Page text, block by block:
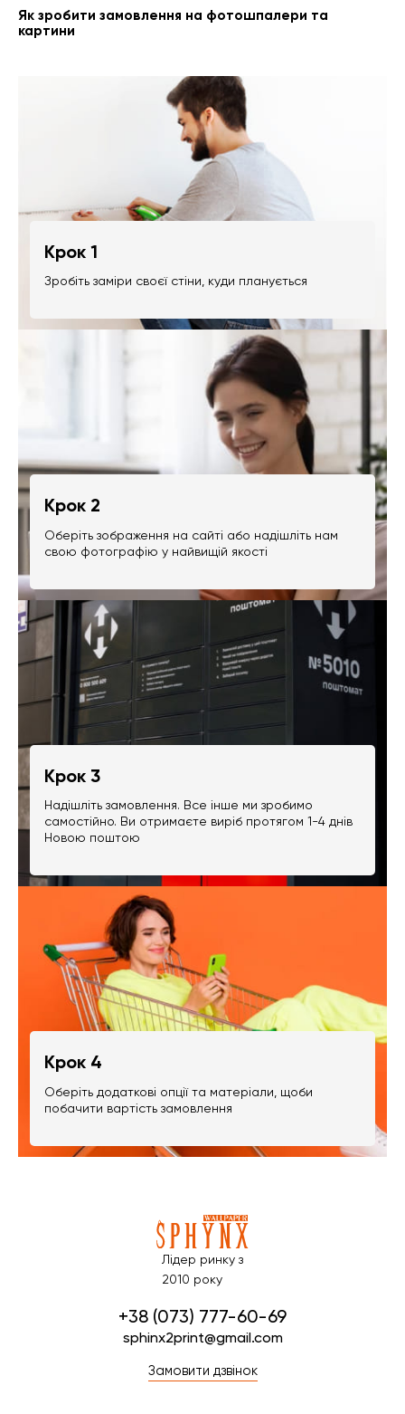
Як зробити замовлення на фотошпалери та
картини
Крок 1
Зробіть заміри своєї стіни, куди планується
Крок 2
Оберіть зображення на сайті або надішліть нам
свою фотографію у найвищій якості
Крок 3
Надішліть замовлення. Все інше ми зробимо
самостійно. Ви отримаєте виріб протягом 1-4 днів
Новою поштою
Крок 4
Оберіть додаткові опції та матеріали, щоби
побачити вартість замовлення
Лідер ринку з
2010 року
+38 (073) 777-60-69
sphinx2print@gmail.com
Замовити дзвінок